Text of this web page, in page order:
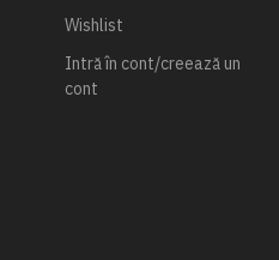
Wishlist
Intră în cont/creează un
cont